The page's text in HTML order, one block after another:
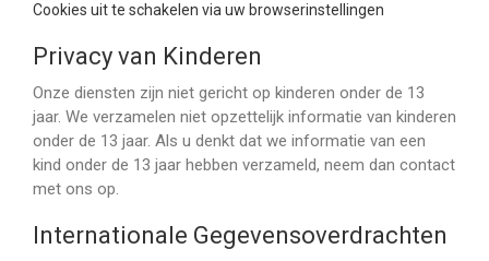
Cookies uit te schakelen via uw browserinstellingen
Privacy van Kinderen
Onze diensten zijn niet gericht op kinderen onder de 13
jaar. We verzamelen niet opzettelijk informatie van kinderen
onder de 13 jaar. Als u denkt dat we informatie van een
kind onder de 13 jaar hebben verzameld, neem dan contact
met ons op.
Internationale Gegevensoverdrachten